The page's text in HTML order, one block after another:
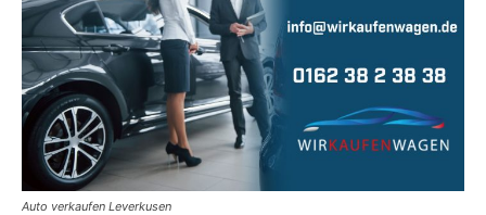
Auto verkaufen Leverkusen